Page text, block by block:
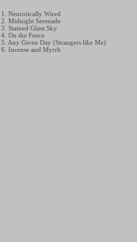
1. Neurotically Wired
2. Midnight Serenade
3. Stained Glass Sky
4. On the Fence
5. Any Given Day (Strangers like Me)
6. Incense and Myrrh